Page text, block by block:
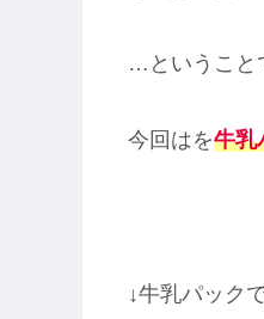
… ということ
今回はを牛乳
↓牛乳パック